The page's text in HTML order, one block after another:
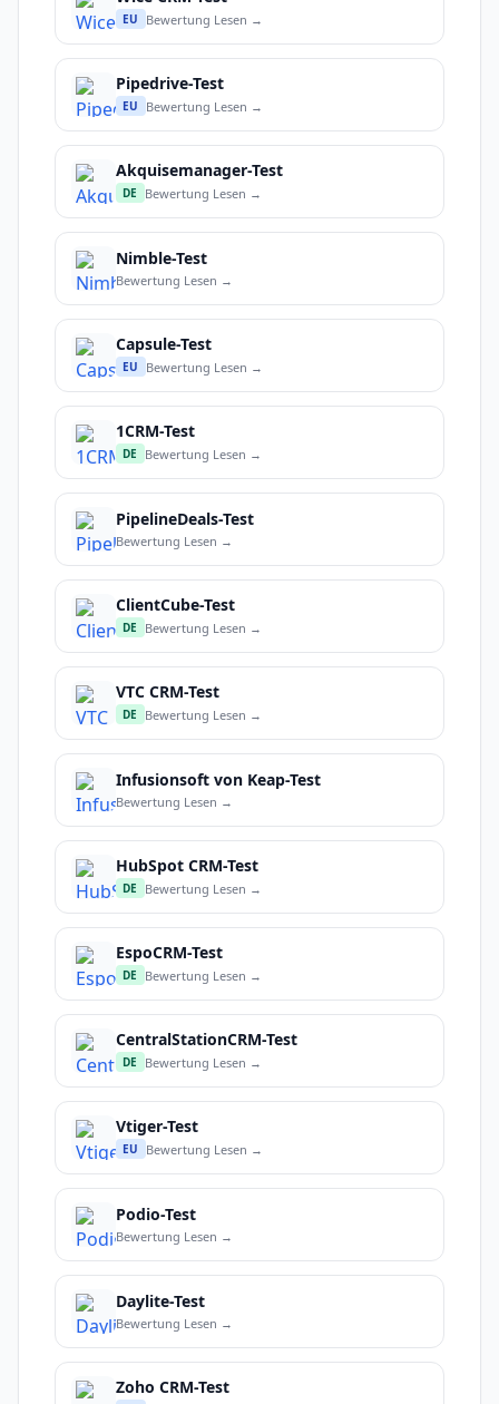
EU Bewertung Lesen →
Pipedrive-Test
EU Bewertung Lesen →
Akquisemanager-Test
DE Bewertung Lesen →
Nimble-Test
Bewertung Lesen →
Capsule-Test
EU Bewertung Lesen →
1CRM-Test
DE Bewertung Lesen →
PipelineDeals-Test
Bewertung Lesen →
ClientCube-Test
DE Bewertung Lesen →
VTC CRM-Test
DE Bewertung Lesen →
Infusionsoft von Keap-Test
Bewertung Lesen →
HubSpot CRM-Test
DE Bewertung Lesen →
EspoCRM-Test
DE Bewertung Lesen →
CentralStationCRM-Test
DE Bewertung Lesen →
Vtiger-Test
EU Bewertung Lesen →
Podio-Test
Bewertung Lesen →
Daylite-Test
Bewertung Lesen →
Zoho CRM-Test